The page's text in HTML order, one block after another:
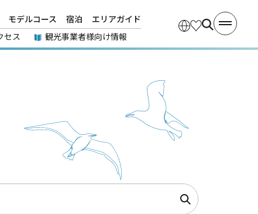
モデルコース 宿泊
エリアガイド
セス 観光事業者様向け情報